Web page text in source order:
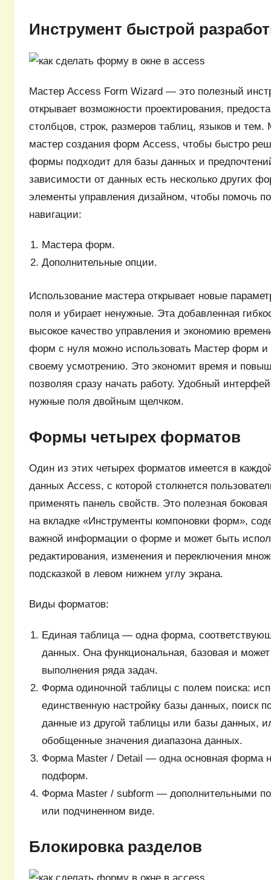
Инструмент быстрой
Мастер Access Form Wizard — это полезный
открывает возможности проектирования,
столбцов, строк, размеров таблиц, языков и тем.
мастер создания форм Access, чтобы быстро
формы подходит для базы данных и
зависимости от данных есть несколько других
элементы управления дизайном, чтобы помочь
навигации:
Мастера форм.
Дополнительные опции.
Использование мастера открывает новые
поля и убирает ненужные. Эта добавленная
высокое качество управления и экономию
форм с нуля можно использовать Мастер форм и
своему усмотрению. Это экономит время и
позволяя сразу начать работу. Удобный
нужные поля двойным щелчком.
Формы четырех форматов
Один из этих четырех форматов имеется в
данных Access, с которой столкнется
применять панель свойств. Это полезная
на вкладке «Инструменты компоновки форм»,
важной информации о форме и может быть
редактирования, изменения и переключения
подсказкой в левом нижнем углу экрана.
Виды форматов:
Единая таблица — одна форма,
данных. Она функциональная, базовая и
выполнения ряда задач.
Форма одиночной таблицы с полем поиска:
единственную настройку базы данных, поиск
данные из другой таблицы или базы данных,
обобщенные значения диапазона данных.
Форма Master / Detail — одна основная форма
подформ.
Форма Master / subform — дополнительными
или подчиненном виде.
Блокировка разделов